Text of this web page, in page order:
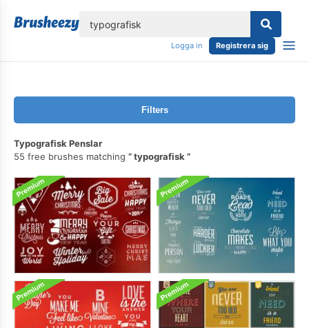
Logga in Registrera sig
Filters
Typografisk Penslar
55 free brushes matching
typografisk